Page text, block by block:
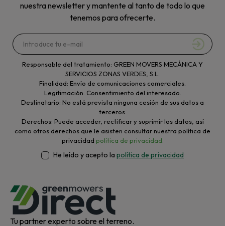
nuestra newsletter y mantente al tanto de todo lo que
tenemos para ofrecerte.
Responsable del tratamiento: GREEN MOVERS MECÁNICA Y
SERVICIOS ZONAS VERDES, S.L.
Finalidad: Envío de comunicaciones comerciales.
Legitimación: Consentimiento del interesado.
Destinatario: No está prevista ninguna cesión de sus datos a
terceros.
Derechos: Puede acceder, rectificar y suprimir los datos, así
como otros derechos que le asisten consultar nuestra política de
privacidad política de privacidad.
He leído y acepto la política de privacidad
Tu partner experto sobre el terreno.